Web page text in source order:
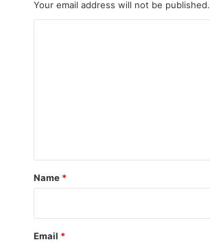
Your email address will not be published.
*
Name *
Email *